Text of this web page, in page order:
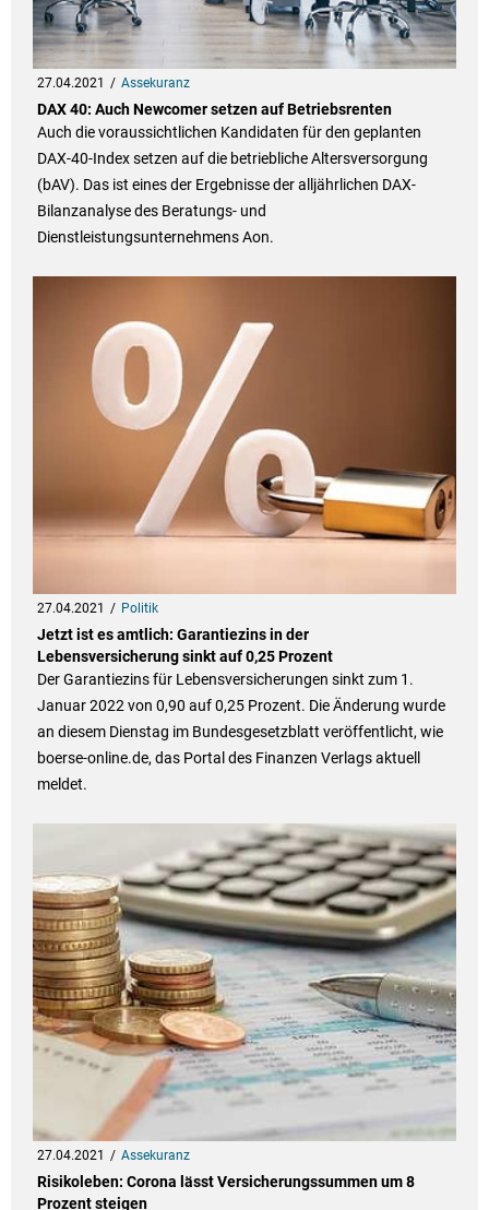
27.04.2021 Assekuranz
DAX 40: Auch Newcomer setzen auf Betriebsrenten
Auch die voraussichtlichen Kandidaten für den geplanten
DAX-40-Index setzen auf die betriebliche Altersversorgung
(bAV). Das ist eines der Ergebnisse der alljährlichen DAX-
Bilanzanalyse des Beratungs- und
Dienstleistungsunternehmens Aon.
27.04.2021 Politik
Jetzt ist es amtlich: Garantiezins in der
Lebensversicherung sinkt auf 0,25 Prozent
Der Garantiezins für Lebensversicherungen sinkt zum 1.
Januar 2022 von 0,90 auf 0,25 Prozent. Die Änderung wurde
an diesem Dienstag im Bundesgesetzblatt veröffentlicht, wie
boerse-online.de, das Portal des Finanzen Verlags aktuell
meldet.
27.04.2021 Assekuranz
Risikoleben: Corona lässt Versicherungssummen um 8
Prozent steigen